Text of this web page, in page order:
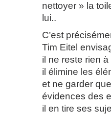
nettoyer » la
lui..
C’est
Tim Eitel
il ne reste rien
il élimine les
et ne garder
évidences des
il en tire ses